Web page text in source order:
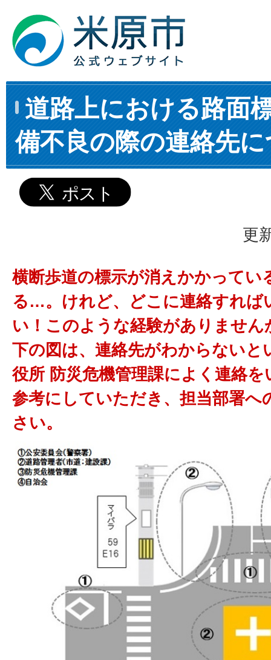
道路上における路面
備不良の際の連絡先
更
横断歩道の標示が消えかかってい
る…。 けれど、どこに連絡すれば
い！このような経験がありません
下の図は、 連絡先がわからないと
役所 防災危機管理課によく連絡を
参考にしていただき、担当部署へ
さい。